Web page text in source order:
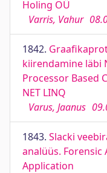
Holing OÜ
Varris, Vahur
1842.
kiirendamine läbi
Processor Based
NET LINQ
Varus, Jaanus
1843. Slacki
analüüs. Forensic
Application